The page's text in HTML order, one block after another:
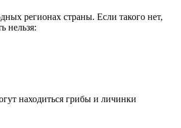
регионах страны. Если такого нет,
нельзя:
находиться грибы и личинки